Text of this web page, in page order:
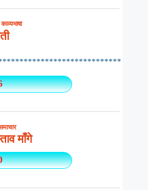
काव्यभाषा
माँगे